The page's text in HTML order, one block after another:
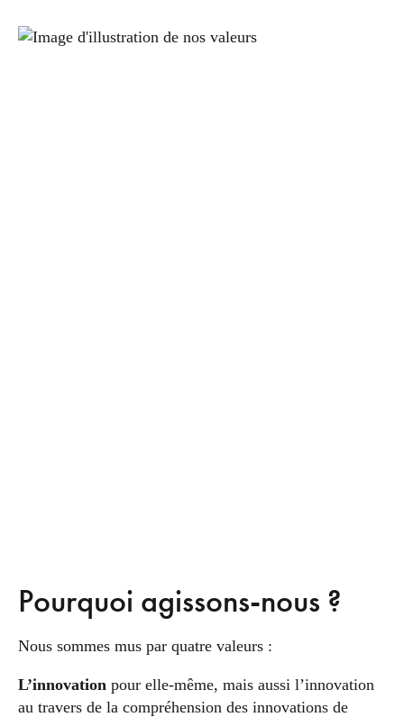
Pourquoi agissons-nous ?
Nous sommes mus par quatre valeurs :
L’innovation pour elle-même, mais aussi l’innovation
au travers de la compréhension des innovations de